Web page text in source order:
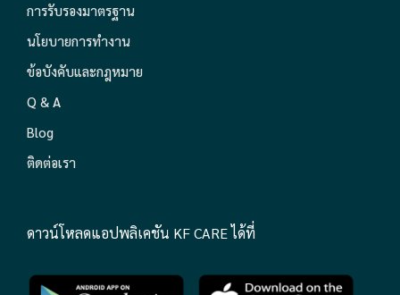
การรับรองมาตรฐาน
นโยบายการทำงาน
ข้อบังคับและกฎหมาย
Q & A
Blog
ติดต่อเรา
ดาวน์โหลดแอปพลิเคชัน KF CARE ได้ที่